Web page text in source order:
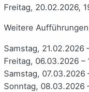
Freitag, 20.02.2026,
Weitere
Samstag, 21.02.2026
Freitag, 06.03.2026 –
Samstag, 07.03.2026
Sonntag, 08.03.2026